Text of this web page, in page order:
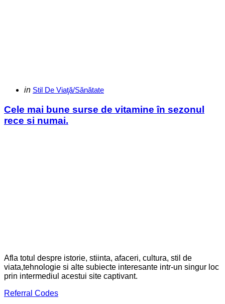
Categories
Posted
in Stil De Viaţă/Sănătate
Cele mai bune surse de vitamine în sezonul
rece si numai.
Afla totul despre istorie, stiinta, afaceri, cultura, stil de
viata,tehnologie si alte subiecte interesante intr-un singur loc
prin intermediul acestui site captivant.
Referral Codes